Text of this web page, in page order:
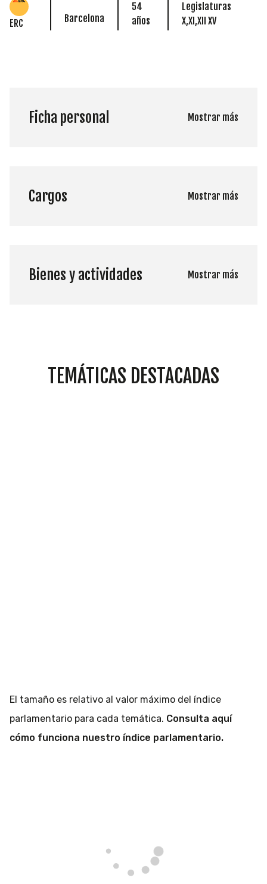
ERC Barcelona
54
años
Legislaturas
X,XI,XII XV
Ficha personal Mostrar más
Cargos Mostrar más
Bienes y actividades Mostrar más
TEMÁTICAS DESTACADAS
El tamaño es relativo al valor máximo del índice
parlamentario para cada temática. Consulta aquí
cómo funciona nuestro índice parlamentario.